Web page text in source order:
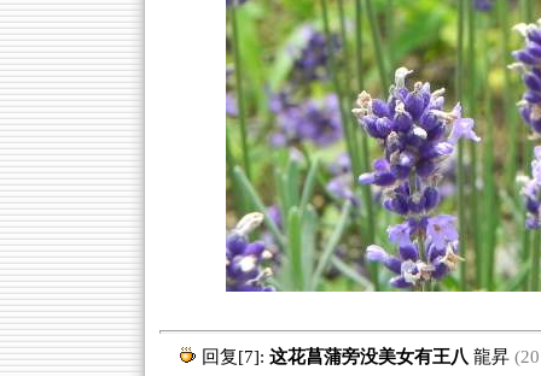
回复[7]: 这花菖蒲旁没美女有王八 龍昇